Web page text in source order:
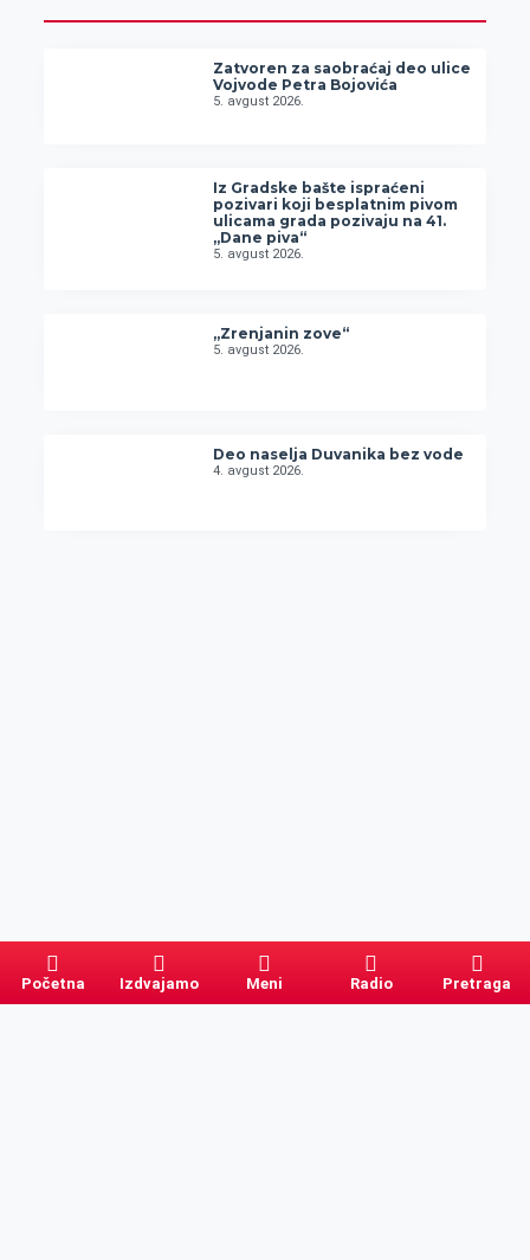
Zatvoren za saobraćaj deo ulice
Vojvode Petra Bojovića
5. avgust 2026.
Iz Gradske bašte ispraćeni
pozivari koji besplatnim pivom
ulicama grada pozivaju na 41.
„Dane piva“
5. avgust 2026.
„Zrenjanin zove“
5. avgust 2026.
Deo naselja Duvanika bez vode
4. avgust 2026.
Početna Izdvajamo Meni Radio Pretraga